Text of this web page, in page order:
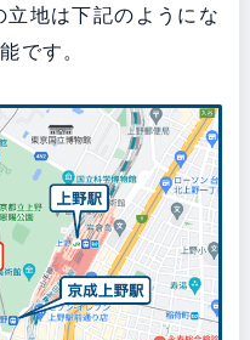
地は下記のようにな
です。